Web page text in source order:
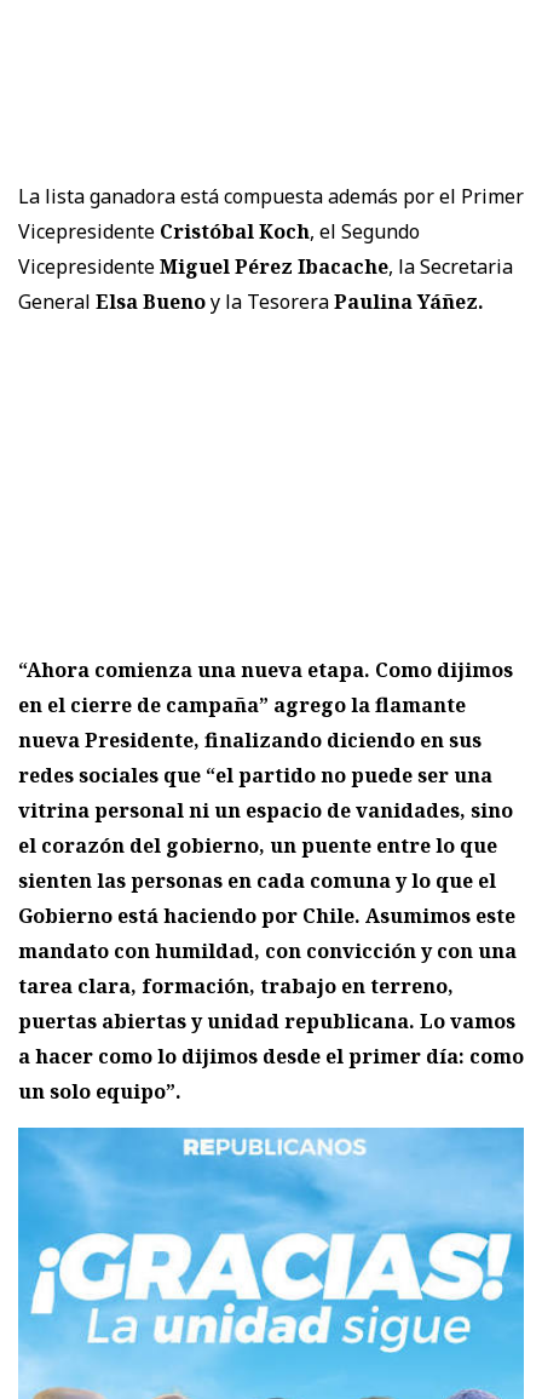
La lista ganadora está compuesta además por el Primer
Vicepresidente Cristóbal Koch, el Segundo
VicepresidenteMiguel Pérez Ibacache, la Secretaria
General Elsa Buenoy la TesoreraPaulina Yáñez.
“Ahora comienza una nueva etapa. Como dijimos
en el cierre de campaña” agrego la flamante
nueva Presidente, finalizando diciendo en sus
redes sociales que “el partido no puede ser una
vitrina personal ni un espacio de vanidades, sino
el corazón del gobierno, un puente entre lo que
sienten las personas en cada comuna y lo que el
Gobierno está haciendo por Chile. Asumimos este
mandato con humildad, con convicción y con una
tarea clara, formación, trabajo en terreno,
puertas abiertas y unidad republicana. Lo vamos
a hacer como lo dijimos desde el primer día: como
un solo equipo”.